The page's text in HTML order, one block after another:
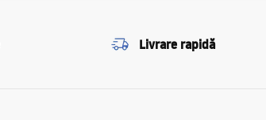
Livrare rapidă